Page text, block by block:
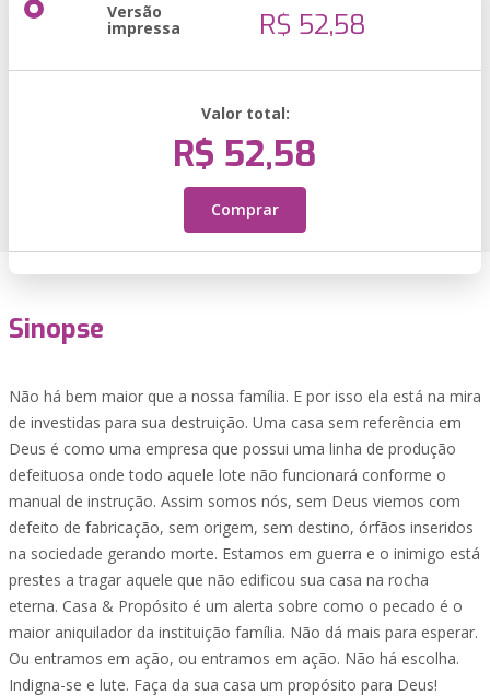
Versão
impressa R$ 52,58
Valor total:
R$ 52,58
Comprar
Sinopse
Não há bem maior que a nossa família. E por isso ela está na mira
de investidas para sua destruição. Uma casa sem referência em
Deus é como uma empresa que possui uma linha de produção
defeituosa onde todo aquele lote não funcionará conforme o
manual de instrução. Assim somos nós, sem Deus viemos com
defeito de fabricação, sem origem, sem destino, órfãos inseridos
na sociedade gerando morte. Estamos em guerra e o inimigo está
prestes a tragar aquele que não edificou sua casa na rocha
eterna. Casa & Propósito é um alerta sobre como o pecado é o
maior aniquilador da instituição família. Não dá mais para esperar.
Ou entramos em ação, ou entramos em ação. Não há escolha.
Indigna-se e lute. Faça da sua casa um propósito para Deus!